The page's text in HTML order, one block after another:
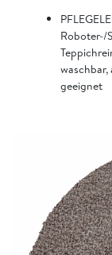
Roboter-/
geeignet